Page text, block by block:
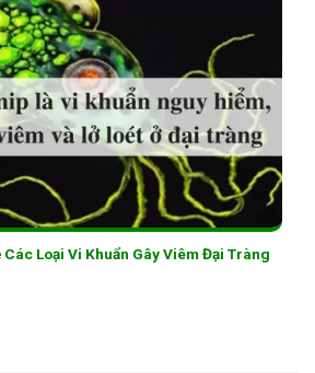
Các Loại Vi Khuẩn Gây Viêm Đại Tràng